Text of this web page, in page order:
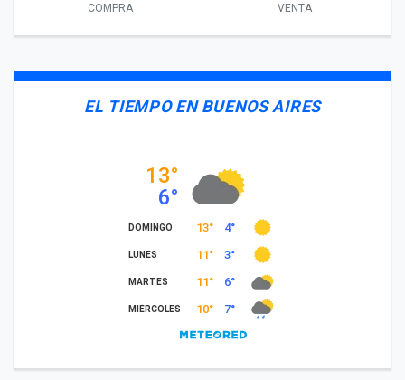
COMPRA VENTA
EL TIEMPO EN BUENOS AIRES